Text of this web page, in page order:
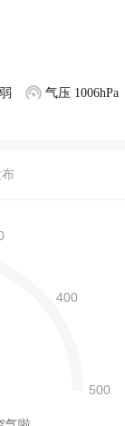
气压 1006hPa